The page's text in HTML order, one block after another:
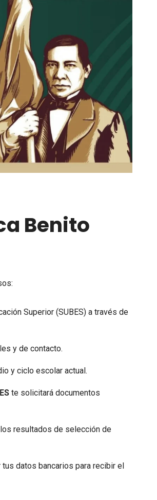
Benito
Superior (SUBES) a través de
y de contacto.
y ciclo escolar actual.
te solicitará documentos
resultados de selección de
datos bancarios para recibir el
registro
2025
Entrega de tarjetas para
Jóvenes Construyendo el
septiembre 2025